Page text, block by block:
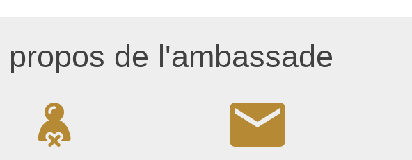
propos de l'ambassade